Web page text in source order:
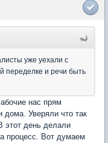
уже уехали с
переделке и речи быть
нас прям
дома. Уверяли что так
этот день делали
процесс. Вот думаем